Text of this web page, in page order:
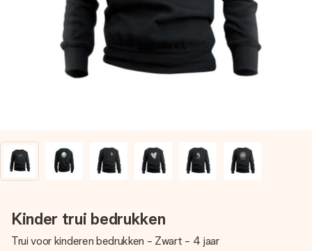
Je maakt in een paar stappen iets unieks – met haar naam,
jullie foto of een boodschap die raakt. Zonder gedoe, maar
met alle aandacht voor het moment.
Kinder trui bedrukken
Trui voor kinderen bedrukken - Zwart - 4 jaar